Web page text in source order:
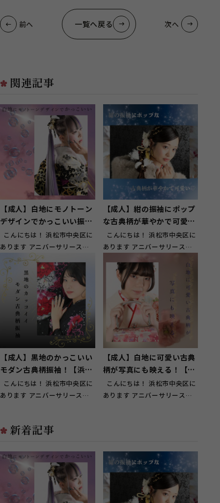
前へ 一覧へ戻る 次へ
関連記事
【成人】白地にモノトーン
デザインでかっこいい振袖
姿！【浜名区横須賀】
こんにちは！ 浜松市中央区に
あります アニバーサリースタ
ジオ ガーネット浜松店です！
...
【成人】紺の振袖にポップ
な古典柄が華やかで可愛
い！【浜名区小松】
こんにちは！ 浜松市中央区に
あります アニバーサリースタ
ジオ ガーネット浜松店です！
【成人】黒地のかっこいい
モダン古典柄振袖！【浜松
市】
こんにちは！ 浜松市中央区に
あります アニバーサリースタ
【成人】白地に可愛い古典
柄が写真にも映える！【中
央区曳馬】
こんにちは！ 浜松市中央区に
あります アニバーサリースタ
新着記事